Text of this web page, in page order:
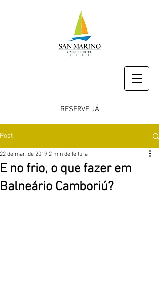
RESERVE JÁ
Post
E no frio, o que fazer em
Balneário Camboriú?
22 de mar. de 2019 2 min de leitura